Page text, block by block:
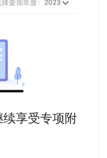
享受专项附